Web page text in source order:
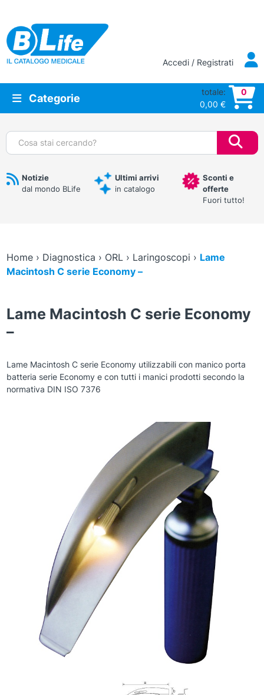
Vai al contenuto principale
Accedi / Registrati
Categorie
totale:
0,00 €
0
Cerca:
Notizie
dal mondo BLife
Ultimi arrivi
in catalogo
Sconti e
offerte
Fuori tutto!
Home› Diagnostica › ORL › Laringoscopi › Lame
Macintosh C serie Economy –
Lame Macintosh C serie Economy
–
Lame Macintosh C serie Economy utilizzabili con manico porta
batteria serie Economy e con tutti i manici prodotti secondo la
normativa DIN ISO 7376